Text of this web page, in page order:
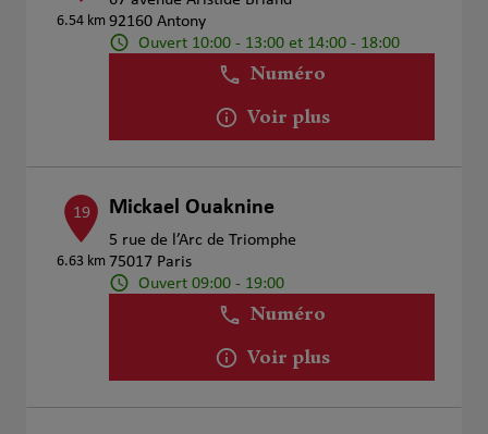
6.54 km 92160 Antony
Ouvert 10:00 - 13:00 et 14:00 - 18:00
Numéro
Voir plus
19
6.63 km
Mickael Ouaknine
5 rue de l’Arc de Triomphe
75017 Paris
Ouvert 09:00 - 19:00
Numéro
Voir plus